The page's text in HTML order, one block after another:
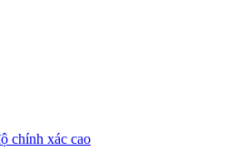
chính xác cao